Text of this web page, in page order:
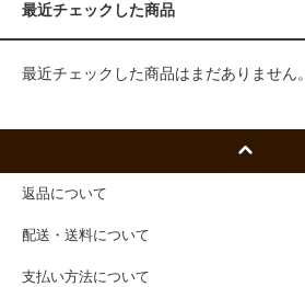
最近チェックした商品
最近チェックした商品はまだありません。
返品について
配送・送料について
支払い方法について